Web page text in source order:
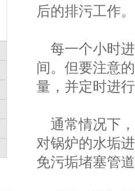
后的排污工作。
每一个小时进
间。但要注意
量，并定时进
通常情况下，
对锅炉的水垢
免污垢堵塞管